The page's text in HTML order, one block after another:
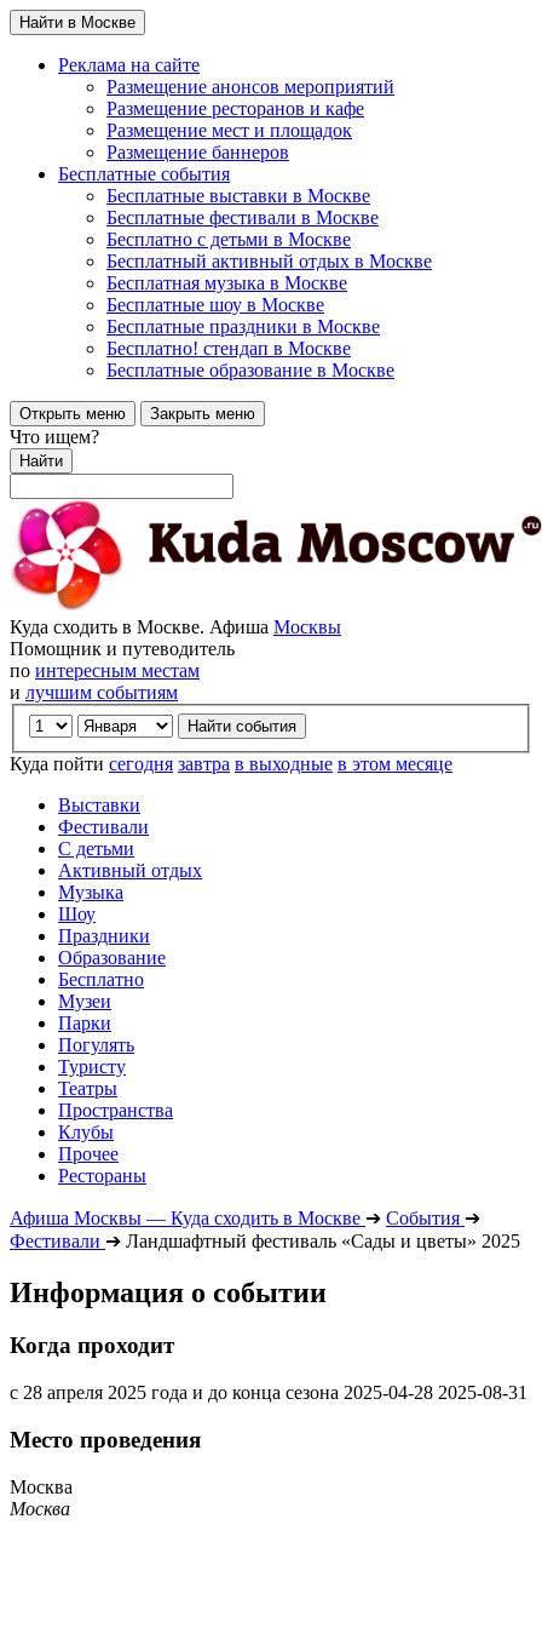
Найти в Москве
Реклама на сайте
Размещение анонсов мероприятий
Размещение ресторанов и кафе
Размещение мест и площадок
Размещение баннеров
Бесплатные события
Бесплатные выставки в Москве
Бесплатные фестивали в Москве
Бесплатно с детьми в Москве
Бесплатный активный отдых в Москве
Бесплатная музыка в Москве
Бесплатные шоу в Москве
Бесплатные праздники в Москве
Бесплатно! стендап в Москве
Бесплатные образование в Москве
Открыть меню Закрыть меню
Что ищем?
Найти
Куда сходить в Москве. Афиша Москвы
Помощник и путеводитель
по интересным местам
и лучшим событиям
Куда пойти сегодня завтра в выходные в этом месяце
Выставки
Фестивали
С детьми
Активный отдых
Музыка
Шоу
Праздники
Образование
Бесплатно
Музеи
Парки
Погулять
Туристу
Театры
Пространства
Клубы
Прочее
Рестораны
Афиша Москвы — Куда сходить в Москве ➔ События ➔
Фестивали ➔ Ландшафтный фестиваль «Сады и цветы» 2025
Информация о событии
Когда проходит
с 28 апреля 2025 года и до конца сезона 2025-04-28 2025-08-31
Место проведения
Москва
Москва